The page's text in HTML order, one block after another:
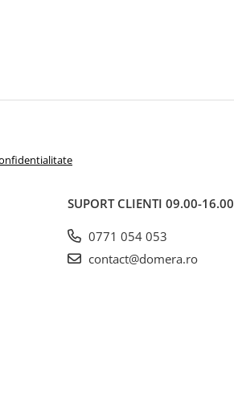
SUPORT CLIENTI 09.00-16.00
0771 054 053
contact@domera.ro